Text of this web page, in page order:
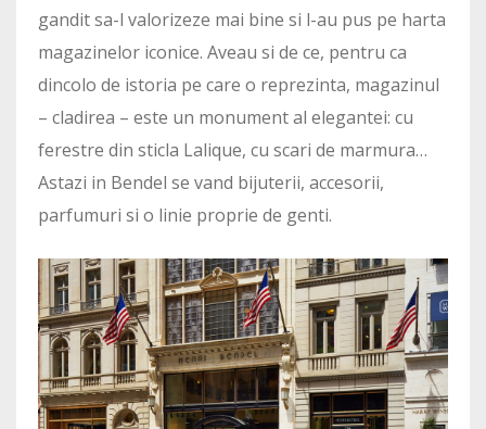
gandit sa-l valorizeze mai bine si l-au pus pe harta
magazinelor iconice. Aveau si de ce, pentru ca
dincolo de istoria pe care o reprezinta, magazinul
– cladirea – este un monument al elegantei: cu
ferestre din sticla Lalique, cu scari de marmura…
Astazi in Bendel se vand bijuterii, accesorii,
parfumuri si o linie proprie de genti.